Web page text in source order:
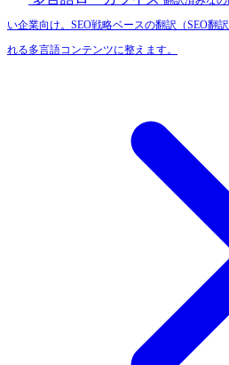
い企業向け。SEO戦略ベースの翻訳（SEO翻
れる多言語コンテンツに整えます。